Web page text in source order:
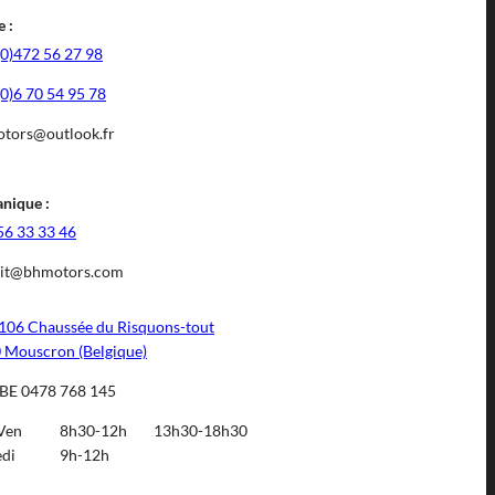
:
56 27 98
70 54 95 78
:
33 33 46
Chaussée du Risquons-tout
Mouscron (Belgique)
0478 768 145
8h30-12h
13h30-18h30
9h-12h